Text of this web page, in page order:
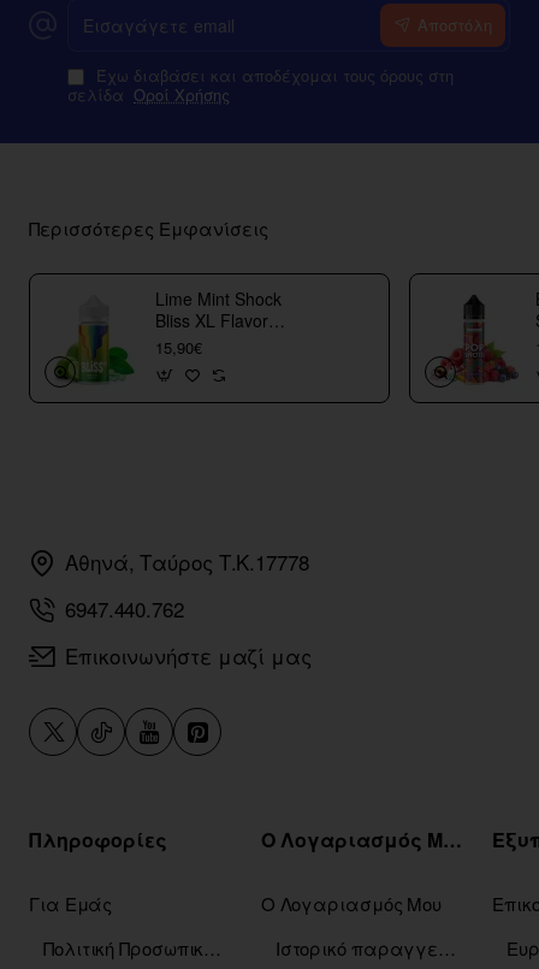
email
Αποστόλη
Έχω διαβάσει και αποδέχομαι τους όρους στη
σελίδα Οροί Χρήσης
Περισσότερες Εμφανίσεις
Lime Mint Shock
Bliss XL Flavor
Shots
15,90€
Αθηνά, Ταύρος Τ.Κ.17778
6947.440.762
Επικοινωνήστε μαζί μας
Πληροφορίες
Για Εμάς
Πολιτική Προσωπικών Δεδομένων
Ο Λογαριασμός Μου
Ο Λογαριασμός Μου
Ιστορικό παραγγελιών